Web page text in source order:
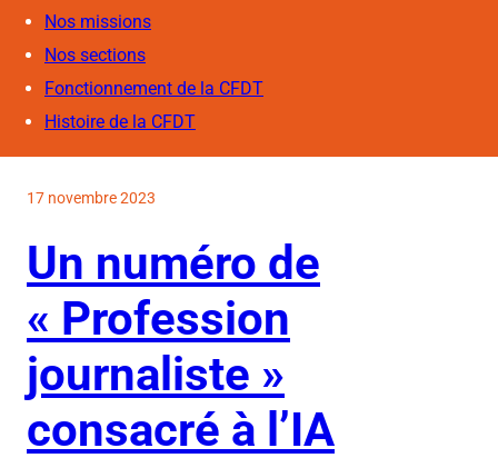
Nos missions
Nos sections
Fonctionnement de la CFDT
Histoire de la CFDT
17 novembre 2023
Un numéro de
« Profession
journaliste »
consacré à l’IA